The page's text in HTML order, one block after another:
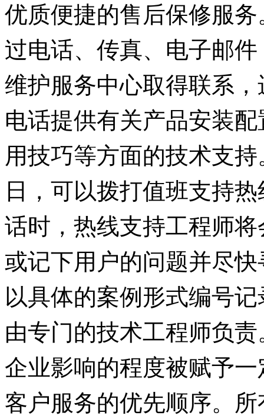
优质便捷的售后保修服
过电话、传真、电子邮
维护服务中心取得联系
电话提供有关产品安装
用技巧等方面的技术支
日，可以拨打值班支持
话时，热线支持工程师
或记下用户的问题并尽
以具体的案例形式编号
由专门的技术工程师负
企业影响的程度被赋予
客户服务的优先顺序。